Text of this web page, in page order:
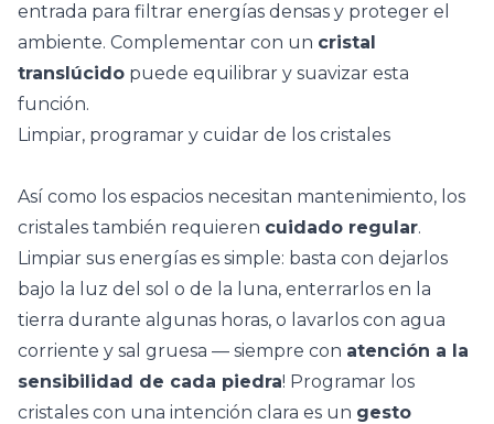
entrada para filtrar energías densas y proteger el
ambiente. Complementar con un cristal
translúcido puede equilibrar y suavizar esta
función.
Limpiar, programar y cuidar de los cristales
Así como los espacios necesitan mantenimiento, los
cristales también requieren cuidado regular.
Limpiar sus energías es simple: basta con dejarlos
bajo la luz del sol o de la luna, enterrarlos en la
tierra durante algunas horas, o lavarlos con agua
corriente y sal gruesa — siempre con atención a la
sensibilidad de cada piedra! Programar los
cristales con una intención clara es un gesto